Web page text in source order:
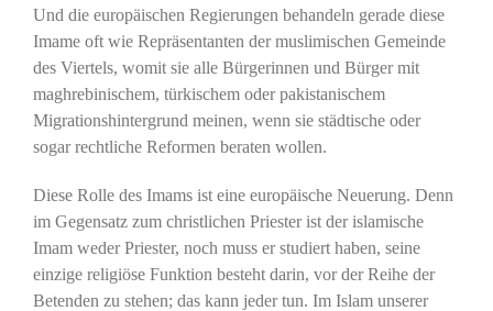
Und die europäischen Regierungen behandeln gerade diese
Imame oft wie Repräsentanten der muslimischen Gemeinde
des Viertels, womit sie alle Bürgerinnen und Bürger mit
maghrebinischem, türkischem oder pakistanischem
Migrationshintergrund meinen, wenn sie städtische oder
sogar rechtliche Reformen beraten wollen.
Diese Rolle des Imams ist eine europäische Neuerung. Denn
im Gegensatz zum christlichen Priester ist der islamische
Imam weder Priester, noch muss er studiert haben, seine
einzige religiöse Funktion besteht darin, vor der Reihe der
Betenden zu stehen; das kann jeder tun. Im Islam unserer